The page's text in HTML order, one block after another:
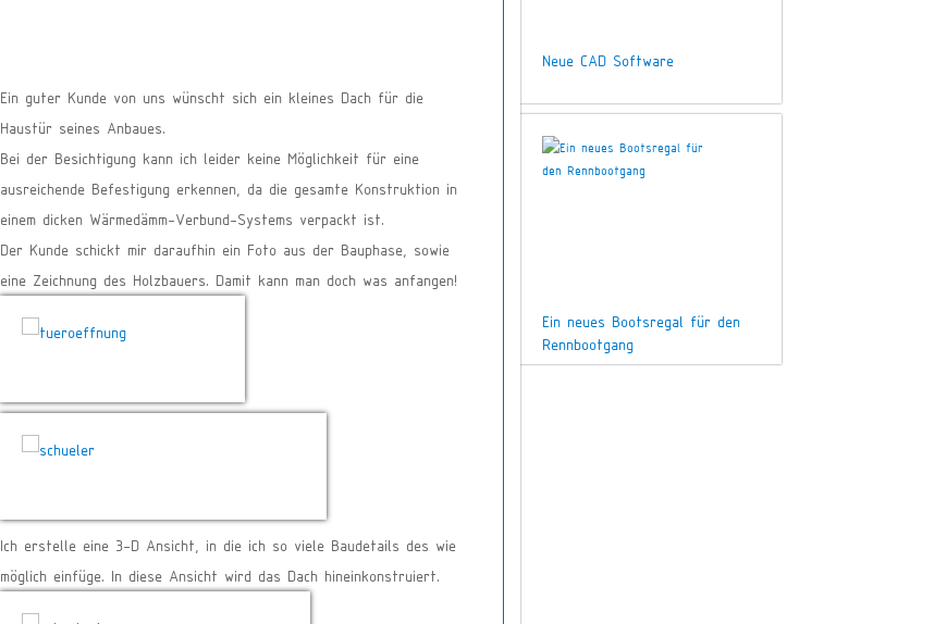
Ein guter Kunde von uns wünscht sich ein kleines Dach für die
Haustür seines Anbaues.
Bei der Besichtigung kann ich leider keine Möglichkeit für eine
ausreichende Befestigung erkennen, da die gesamte Konstruktion in
einem dicken Wärmedämm-Verbund-Systems verpackt ist.
Der Kunde schickt mir daraufhin ein Foto aus der Bauphase, sowie
eine Zeichnung des Holzbauers. Damit kann man doch was anfangen!
Ich erstelle eine 3-D Ansicht, in die ich so viele Baudetails des wie
möglich einfüge. In diese Ansicht wird das Dach hineinkonstruiert.
Neue CAD Software
Ein neues Bootsregal für den
Rennbootgang